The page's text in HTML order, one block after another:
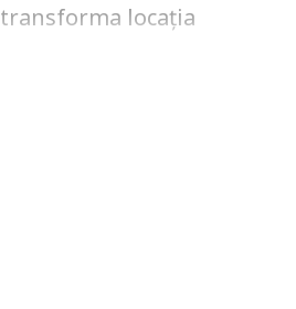
transforma locația